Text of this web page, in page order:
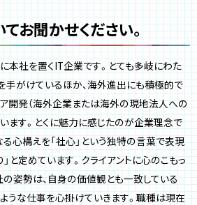
お聞かせください。
本社を置くIT企業です。とても多岐にわた
手がけているほか、海外進出にも積極的で
ア開発（海外企業または海外の現地法人への
ます。とくに魅力に感じたのが企業理念で
心構えを「社心」という独特の言葉で表現
と定めています。クライアントに心のこもっ
姿勢は、自身の価値観とも一致している
ような仕事を心掛けていきます。職種は現在